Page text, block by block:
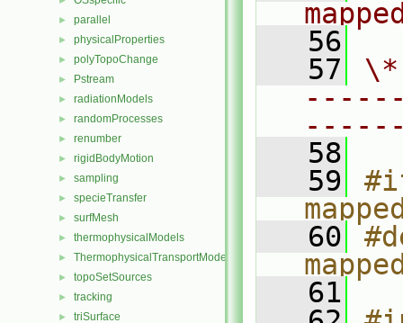
► parallel
► physicalProperties
► polyTopoChange
► Pstream
► radiationModels
► randomProcesses
► renumber
► rigidBodyMotion
► sampling
► specieTransfer
► surfMesh
► thermophysicalModels
► ThermophysicalTransportModels
► topoSetSources
► tracking
► triSurface
   56
   57
   58
   59
   60
   61